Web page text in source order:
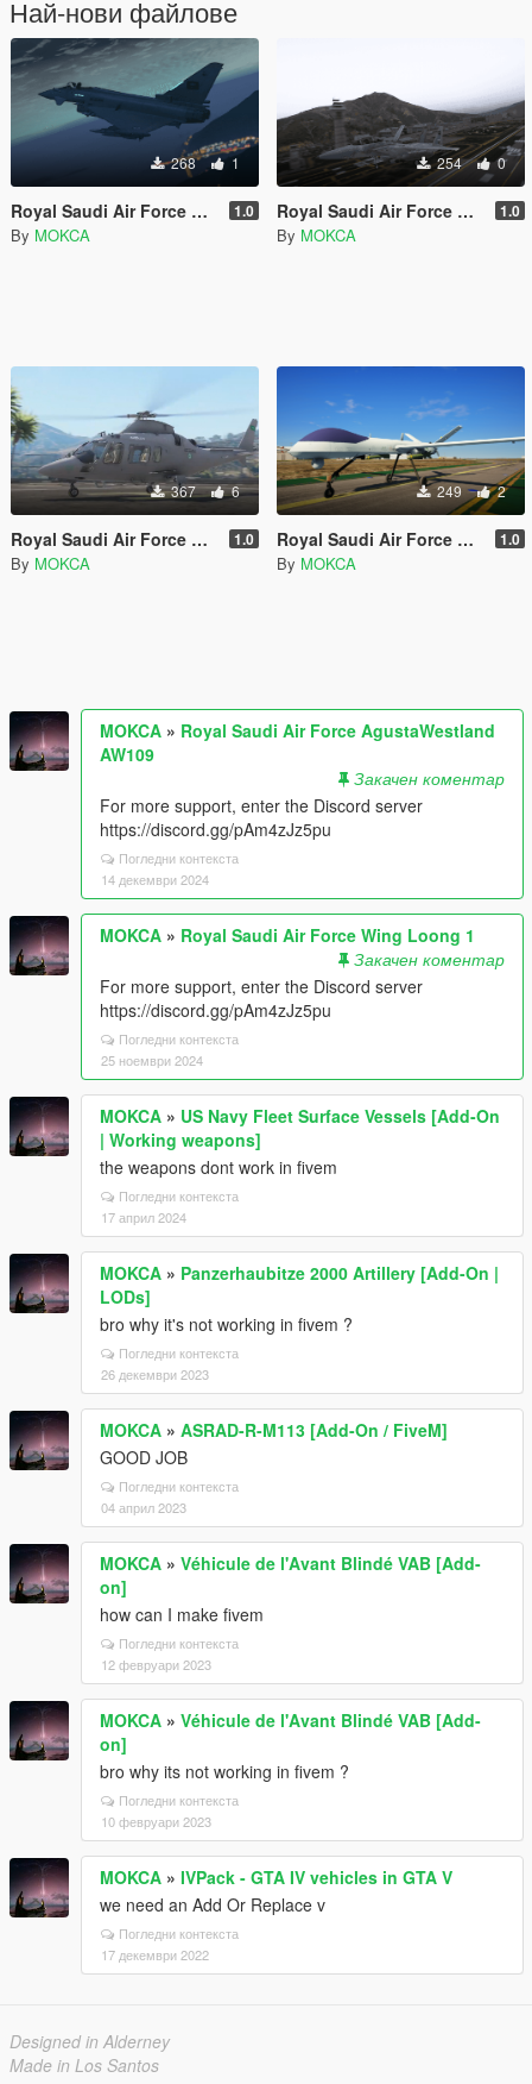
Най-нови файлове
268 1
Royal Saudi Air Force Eurofighter Typhoon 1.0
By MOKCA
254 0
Royal Saudi Air Force F-15S Strike Eagle 1.0
By MOKCA
367 6
Royal Saudi Air Force AgustaWestland AW109 1.0
By MOKCA
249 2
Royal Saudi Air Force Wing Loong 1 1.0
By MOKCA
MOKCA » Royal Saudi Air Force AgustaWestland
AW109
Закачен коментар
For more support, enter the Discord server
https://discord.gg/pAm4zJz5pu
Погледни контекста
14 декември 2024
MOKCA » Royal Saudi Air Force Wing Loong 1
Закачен коментар
For more support, enter the Discord server
https://discord.gg/pAm4zJz5pu
Погледни контекста
25 ноември 2024
MOKCA » US Navy Fleet Surface Vessels [Add-On
| Working weapons]
the weapons dont work in fivem
Погледни контекста
17 април 2024
MOKCA » Panzerhaubitze 2000 Artillery [Add-On |
LODs]
bro why it's not working in fivem ?
Погледни контекста
26 декември 2023
MOKCA » ASRAD-R-M113 [Add-On / FiveM]
GOOD JOB
Погледни контекста
04 април 2023
MOKCA » Véhicule de l'Avant Blindé VAB [Add-
on]
how can I make fivem
Погледни контекста
12 февруари 2023
MOKCA » Véhicule de l'Avant Blindé VAB [Add-
on]
bro why its not working in fivem ?
Погледни контекста
10 февруари 2023
MOKCA » IVPack - GTA IV vehicles in GTA V
we need an Add Or Replace v
Погледни контекста
17 декември 2022
Designed in Alderney
Made in Los Santos